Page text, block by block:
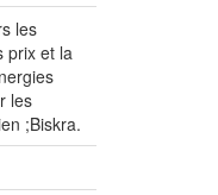
les
prix et la
les
;Biskra.